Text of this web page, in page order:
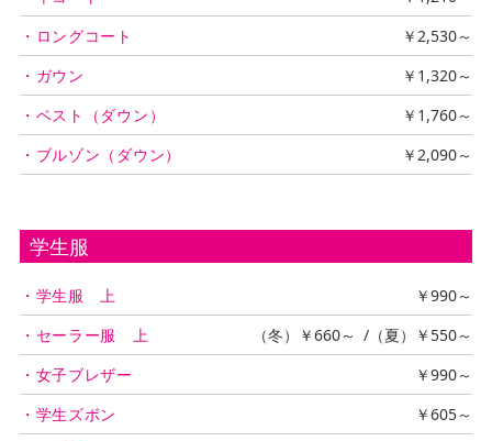
・ロングコート
￥2,530～
・ガウン
￥1,320～
・ベスト（ダウン）
￥1,760～
・ブルゾン（ダウン）
￥2,090～
学生服
・学生服 上
￥990～
・セーラー服 上
（冬）￥660～ /（夏）￥550～
・女子ブレザー
￥990～
・学生ズボン
￥605～